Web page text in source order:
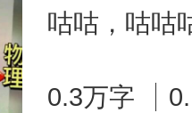
咕咕，咕咕
0.3万字